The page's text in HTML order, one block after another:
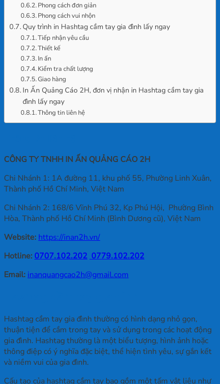
Phong cách đơn giản
Phong cách vui nhộn
Quy trình in Hashtag cầm tay gia đình lấy ngay
Tiếp nhận yêu cầu
Thiết kế
In ấn
Kiểm tra chất lượng
Giao hàng
In Ấn Quảng Cáo 2H, đơn vị nhận in Hashtag cầm tay gia
đình lấy ngay
Thông tin liên hệ
CÔNG TY TNHH IN ẤN QUẢNG CÁO 2H
Chi Nhánh 1: 1A đường 11, khu phố 55, Phường Linh Xuân,
Thành phố Hồ Chí Minh, Việt Nam
Chi Nhánh 2: 168/6 Vĩnh Phú 32, Kp Phú Hội, Phường Bình
Hòa, Thành phố Hồ Chí Minh (Bình Dương cũ), Việt Nam
Website: https://inan2h.vn/
Hotline: 0707.102.202 0779.102.202
Email: inanquangcao2h@gmail.com
Hashtag cầm tay gia đình thường có hình dạng nhỏ gọn,
thuận tiện để cầm trong tay và sử dụng trong các hoạt động
gia đình. Hashtag thường là một biểu tượng, hình ảnh hoặc
thông điệp có ý nghĩa đặc biệt, thể hiện tình yêu, sự gắn kết
và niềm vui của gia đình.
Cấu tạo của hashtag cầm tay bao gồm một tấm vật liệu như